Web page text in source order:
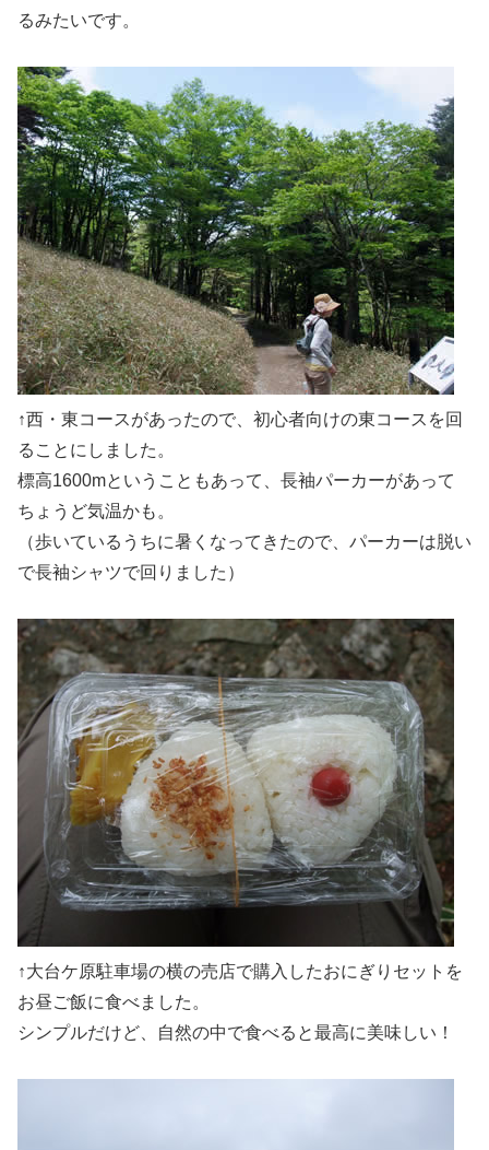
るみたいです。
↑西・東コースがあったので、初心者向けの東コースを回
ることにしました。
標高1600mということもあって、長袖パーカーがあって
ちょうど気温かも。
（歩いているうちに暑くなってきたので、パーカーは脱い
で長袖シャツで回りました）
↑大台ケ原駐車場の横の売店で購入したおにぎりセットを
お昼ご飯に食べました。
シンプルだけど、自然の中で食べると最高に美味しい！